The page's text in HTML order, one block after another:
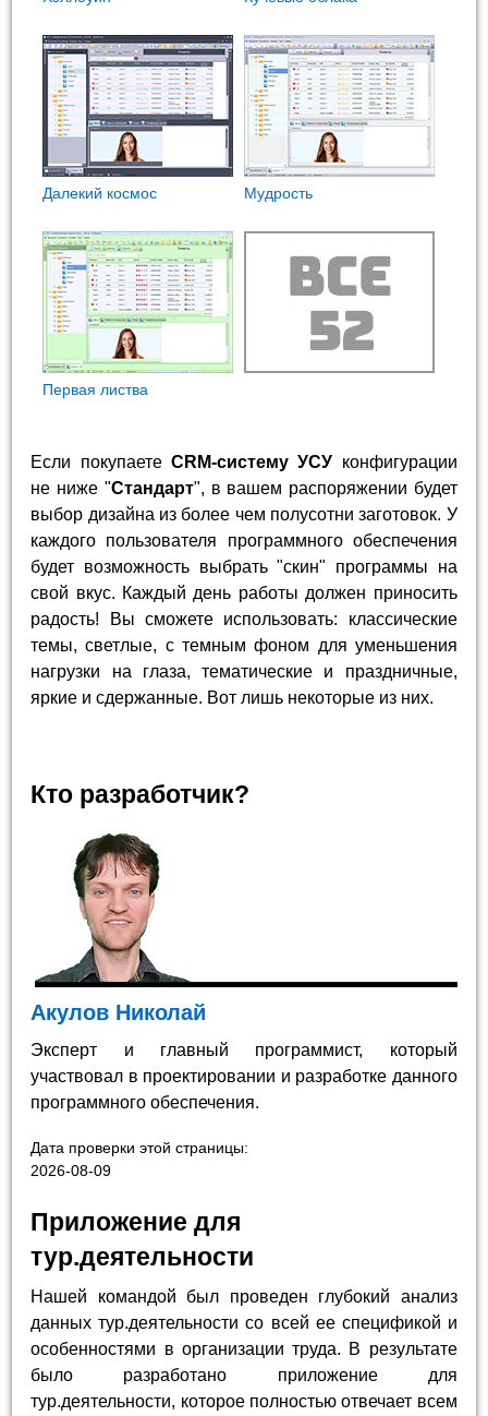
Далекий космос Мудрость
Первая листва
Если покупаете CRM-систему УСУ конфигурации
не ниже "Стандарт", в вашем распоряжении будет
выбор дизайна из более чем полусотни заготовок. У
каждого пользователя программного обеспечения
будет возможность выбрать "скин" программы на
свой вкус. Каждый день работы должен приносить
радость! Вы сможете использовать: классические
темы, светлые, с темным фоном для уменьшения
нагрузки на глаза, тематические и праздничные,
яркие и сдержанные. Вот лишь некоторые из них.
Кто разработчик?
Акулов Николай
Эксперт и главный программист, который
участвовал в проектировании и разработке данного
программного обеспечения.
Дата проверки этой страницы:
2026-08-09
Приложение для
тур.деятельности
Нашей командой был проведен глубокий анализ
данных тур.деятельности со всей ее спецификой и
особенностями в организации труда. В результате
было разработано приложение для
тур.деятельности, которое полностью отвечает всем